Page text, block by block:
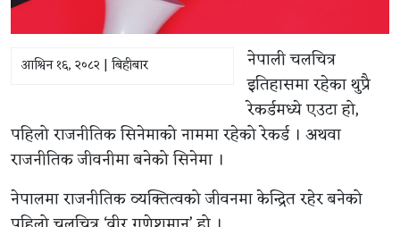
आश्विन १६, २०८२ | बिहीबार
नेपाली चलचित्र
इतिहासमा रहेका थुप्रै
रेकर्डमध्ये एउटा हो,
पहिलो राजनीतिक सिनेमाको नाममा रहेको रेकर्ड । अथवा
राजनीतिक जीवनीमा बनेको सिनेमा ।
नेपालमा राजनीतिक व्यक्तित्वको जीवनमा केन्द्रित रहेर बनेको